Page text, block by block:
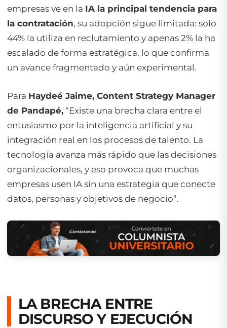
empresas ve en la IA la principal tendencia para
la contratación, su adopción sigue limitada: solo
44% la utiliza en reclutamiento y apenas 2% la ha
escalado de forma estratégica, lo que confirma
un avance fragmentado y aún experimental.
Para Haydeé Jaime, Content Strategy Manager
de Pandapé, “Existe una brecha clara entre el
entusiasmo por la inteligencia artificial y su
integración real en los procesos de talento. La
tecnología avanza más rápido que las decisiones
organizacionales, y eso provoca que muchas
empresas usen IA sin una estrategia que conecte
datos, personas y objetivos de negocio”.
LA BRECHA ENTRE
DISCURSO Y EJECUCIÓN